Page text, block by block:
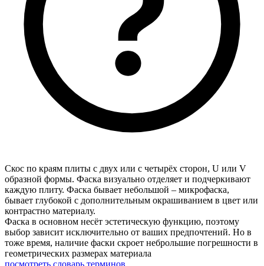
Скос по краям плиты с двух или с четырёх сторон, U или V
образной формы. Фаска визуально отделяет и подчеркивают
каждую плиту. Фаска бывает небольшой – микрофаска,
бывает глубокой с дополнительным окрашиванием в цвет или
контрастно материалу.
Фаска в основном несёт эстетическую функцию, поэтому
выбор зависит исключительно от ваших предпочтений. Но в
тоже время, наличие фаски скроет неброльшие погрешности в
геометрических размерах материала